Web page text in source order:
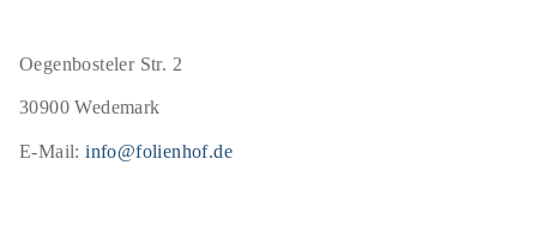
Oegenbosteler Str. 2
30900 Wedemark
E-Mail:info@folienhof.de